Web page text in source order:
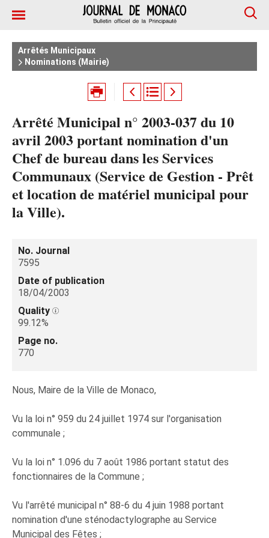
Arrêtés Municipaux
Nominations (Mairie)
Arrêté Municipal n° 2003-037 du 10
avril 2003 portant nomination d'un
Chef de bureau dans les Services
Communaux (Service de Gestion - Prêt
et location de matériel municipal pour
la Ville).
No. Journal
7595
Date of publication
18/04/2003
Quality
99.12%
Page no.
770
Nous, Maire de la Ville de Monaco,
Vu la loi n° 959 du 24 juillet 1974 sur l'organisation
communale ;
Vu la loi n° 1.096 du 7 août 1986 portant statut des
fonctionnaires de la Commune ;
Vu l'arrêté municipal n° 88-6 du 4 juin 1988 portant
nomination d'une sténodactylographe au Service
Municipal des Fêtes ;